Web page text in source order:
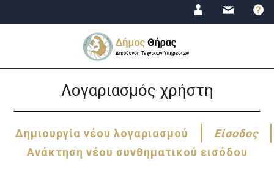
to
Λογαριασμός χρήστη
Πρωτεύουσες
Δημιουργία νέου λογαριασμού Είσοδος
Ανάκτηση νέου συνθηματικού εισόδου